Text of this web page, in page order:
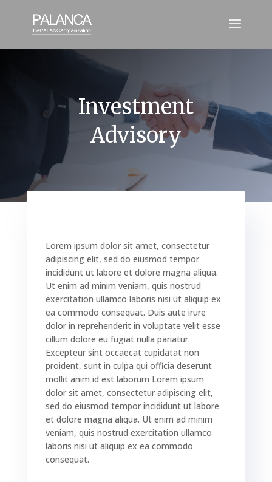
Investment
Advisory
Lorem ipsum dolor sit amet, consectetur
adipiscing elit, sed do eiusmod tempor
incididunt ut labore et dolore magna aliqua.
Ut enim ad minim veniam, quis nostrud
exercitation ullamco laboris nisi ut aliquip ex
ea commodo consequat. Duis aute irure
dolor in reprehenderit in voluptate velit esse
cillum dolore eu fugiat nulla pariatur.
Excepteur sint occaecat cupidatat non
proident, sunt in culpa qui officia deserunt
mollit anim id est laborum Lorem ipsum
dolor sit amet, consectetur adipiscing elit,
sed do eiusmod tempor incididunt ut labore
et dolore magna aliqua. Ut enim ad minim
veniam, quis nostrud exercitation ullamco
laboris nisi ut aliquip ex ea commodo
consequat.